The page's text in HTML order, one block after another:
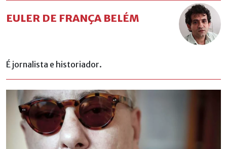
EULER DE FRANÇA BELÉM
É jornalista e historiador.